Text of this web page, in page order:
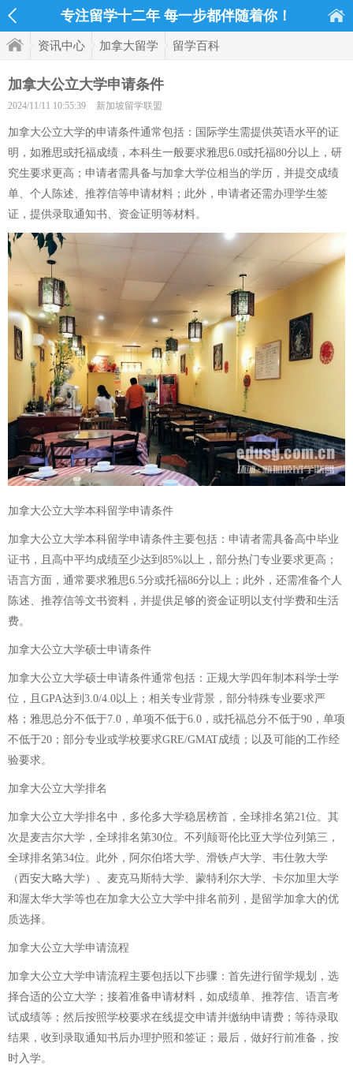
专注留学十二年 每一步都伴随着你！
资讯中心 加拿大留学 留学百科
加拿大公立大学申请条件
2024/11/11 10:55:39 新加坡留学联盟
加拿大公立大学的申请条件通常包括：国际学生需提供英语水平的证
明，如雅思或托福成绩，本科生一般要求雅思6.0或托福80分以上，研
究生要求更高；申请者需具备与加拿大学位相当的学历，并提交成绩
单、个人陈述、推荐信等申请材料；此外，申请者还需办理学生签
证，提供录取通知书、资金证明等材料。
加拿大公立大学本科留学申请条件
加拿大公立大学本科留学申请条件主要包括：申请者需具备高中毕业
证书，且高中平均成绩至少达到85%以上，部分热门专业要求更高；
语言方面，通常要求雅思6.5分或托福86分以上；此外，还需准备个人
陈述、推荐信等文书资料，并提供足够的资金证明以支付学费和生活
费。
加拿大公立大学硕士申请条件
加拿大公立大学硕士申请条件通常包括：正规大学四年制本科学士学
位，且GPA达到3.0/4.0以上；相关专业背景，部分特殊专业要求严
格；雅思总分不低于7.0，单项不低于6.0，或托福总分不低于90，单项
不低于20；部分专业或学校要求GRE/GMAT成绩；以及可能的工作经
验要求。
加拿大公立大学排名
加拿大公立大学排名中，多伦多大学稳居榜首，全球排名第21位。其
次是麦吉尔大学，全球排名第30位。不列颠哥伦比亚大学位列第三，
全球排名第34位。此外，阿尔伯塔大学、滑铁卢大学、韦仕敦大学
（西安大略大学）、麦克马斯特大学、蒙特利尔大学、卡尔加里大学
和渥太华大学等也在加拿大公立大学中排名前列，是留学加拿大的优
质选择。
加拿大公立大学申请流程
加拿大公立大学申请流程主要包括以下步骤：首先进行留学规划，选
择合适的公立大学；接着准备申请材料，如成绩单、推荐信、语言考
试成绩等；然后按照学校要求在线提交申请并缴纳申请费；等待录取
结果，收到录取通知书后办理护照和签证；最后，做好行前准备，按
时入学。